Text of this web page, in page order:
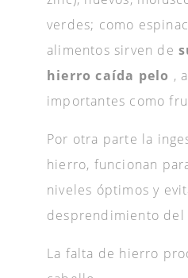
verdes; como
alimentos sirven de
hierro caída pelo ,
importantes como
Por otra parte la
hierro, funcionan
niveles óptimos y
desprendimiento del
La falta de hierro